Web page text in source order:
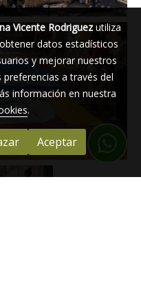
Vicente Rodriguezutiliza
datos estadísticos
y mejorar nuestros
a través del
información en nuestra
.
Aceptar